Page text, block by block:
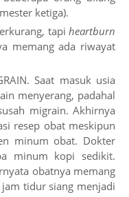
ketiga).
tapiheartburn
memang ada riwayat
Saat masuk usia
menyerang, padahal
migrain. Akhirnya
resep obat meskipun
minum obat. Dokter
minum kopi sedikit.
obatnya memang
tidur siang menjadi